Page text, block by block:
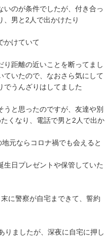
のが条件でしたが、付き合っ
、男と2人で出かけたり
かけていて
り距離の近いことを断ってまし
ていたので、なおさら気にして
でうんざりはしてました
と思ったのですが、友達や別
くなり、電話で男と2人で出か
元ならコロナ禍でも会えると
日プレゼントや保管していた
に警察が自宅まできて、誓約
りましたが、深夜に自宅に押し